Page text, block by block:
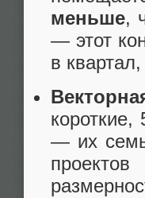
меньше,
— этот
в
— их